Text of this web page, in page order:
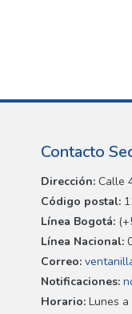
Contacto
Dirección: Calle
Código postal:
Línea Bogotá:
Línea Nacional:
Correo:
Notificaciones:
Horario: Lunes a